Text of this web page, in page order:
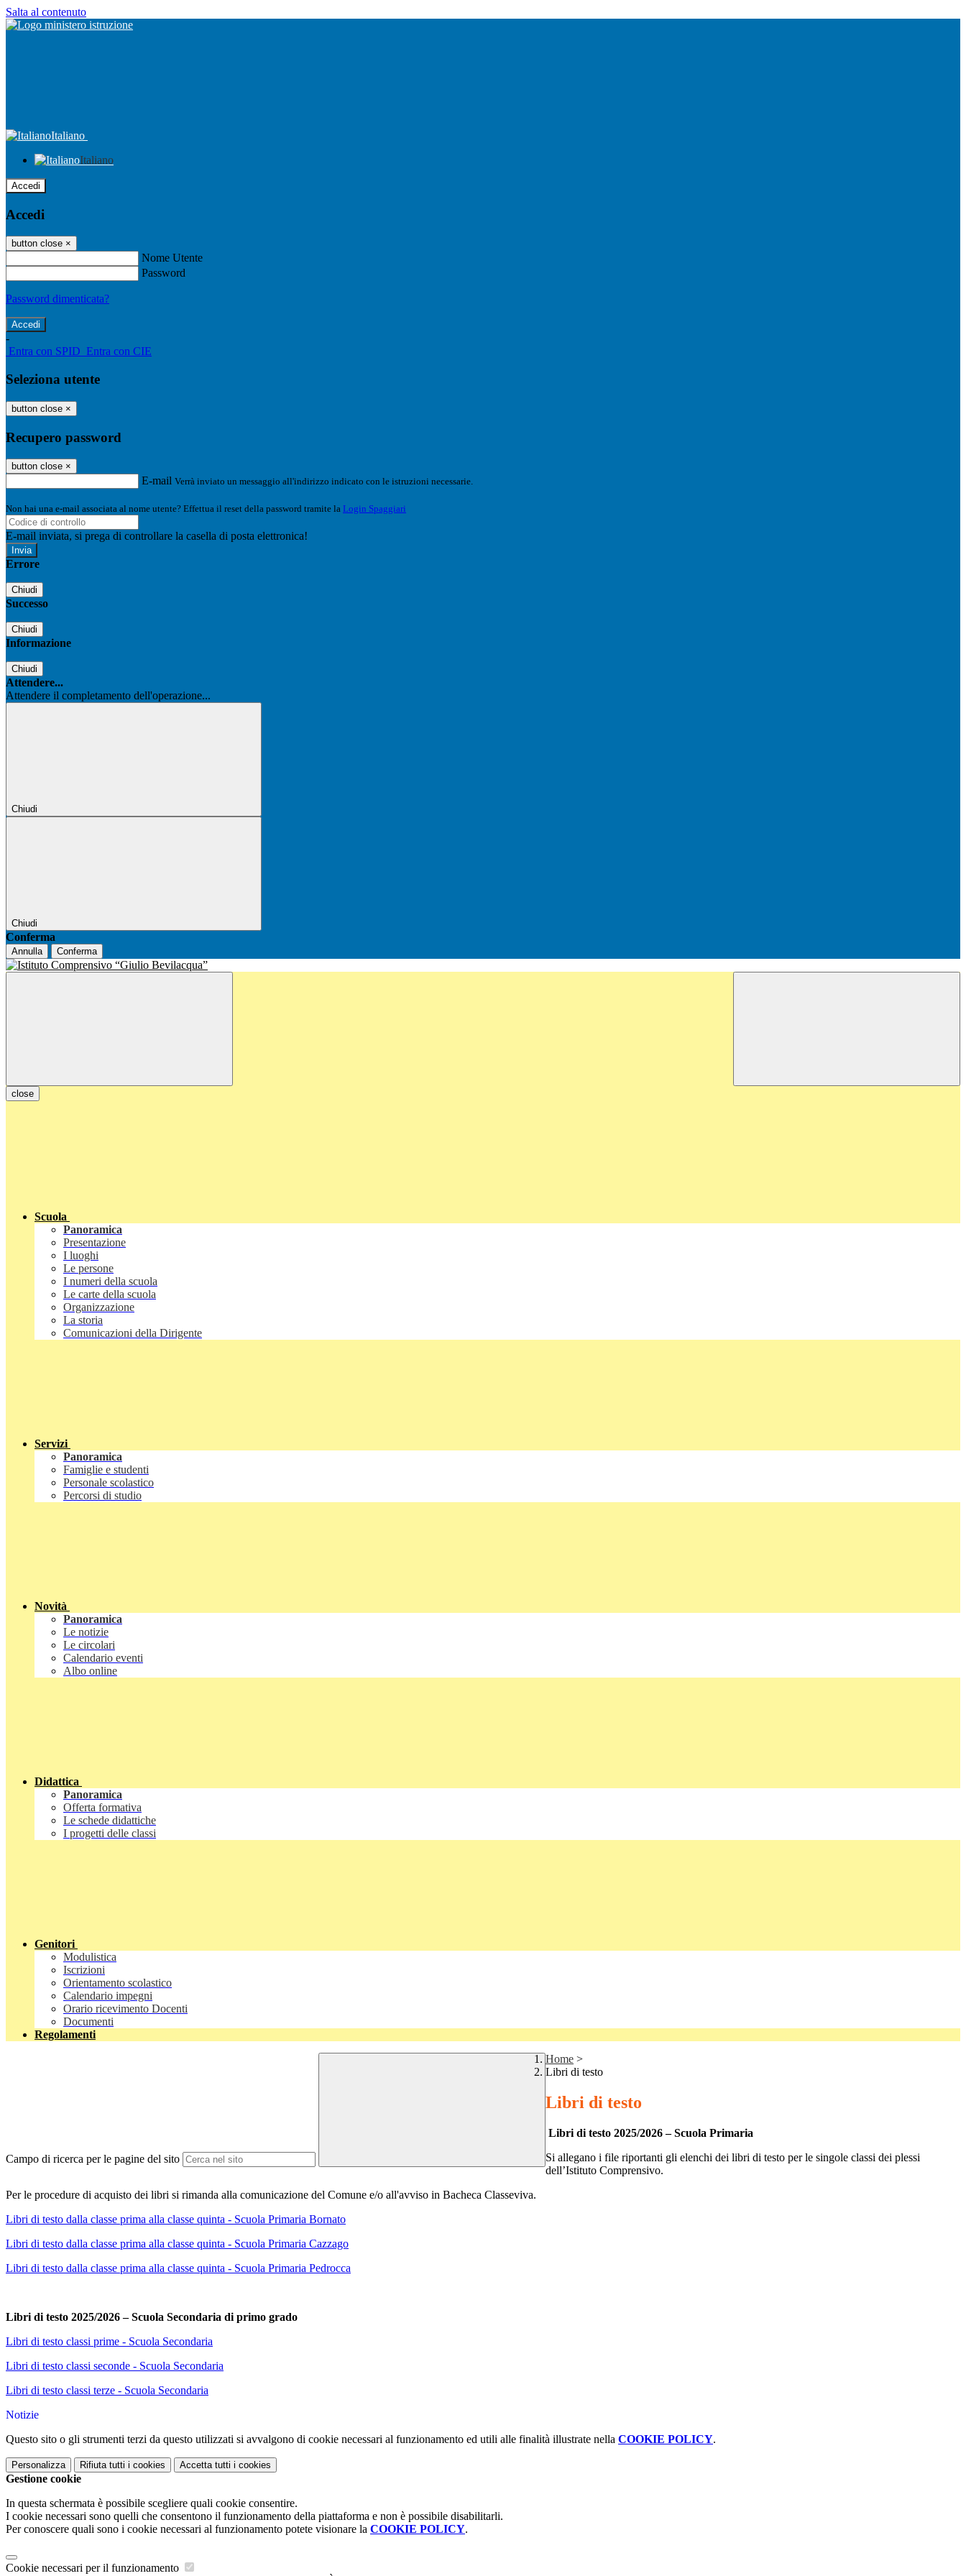
Salta al contenuto
Italiano
Italiano
Accedi
Accedi
button close ×
Nome Utente
Password
Password dimenticata?
-
Entra con SPID Entra con CIE
Seleziona utente
button close ×
Recupero password
button close ×
E-mail Verrà inviato un messaggio all'indirizzo indicato con le istruzioni necessarie.
Non hai una e-mail associata al nome utente? Effettua il reset della password tramite la Login Spaggiari
E-mail inviata, si prega di controllare la casella di posta elettronica!
Errore
Chiudi
Successo
Chiudi
Informazione
Chiudi
Attendere...
Attendere il completamento dell'operazione...
Chiudi
Chiudi
Conferma
Annulla Conferma
close
Scuola
Panoramica
Presentazione
I luoghi
Le persone
I numeri della scuola
Le carte della scuola
Organizzazione
La storia
Comunicazioni della Dirigente
Servizi
Panoramica
Famiglie e studenti
Personale scolastico
Percorsi di studio
Novità
Panoramica
Le notizie
Le circolari
Calendario eventi
Albo online
Didattica
Panoramica
Offerta formativa
Le schede didattiche
I progetti delle classi
Genitori
Modulistica
Iscrizioni
Orientamento scolastico
Calendario impegni
Orario ricevimento Docenti
Documenti
Regolamenti
Campo di ricerca per le pagine del sito
Home >
Libri di testo
Libri di testo
Libri di testo 2025/2026 – Scuola Primaria
Si allegano i file riportanti gli elenchi dei libri di testo per le singole classi dei plessi
dell’Istituto Comprensivo.
Per le procedure di acquisto dei libri si rimanda alla comunicazione del Comune e/o all'avviso in Bacheca Classeviva.
Libri di testo dalla classe prima alla classe quinta - Scuola Primaria Bornato
Libri di testo dalla classe prima alla classe quinta - Scuola Primaria Cazzago
Libri di testo dalla classe prima alla classe quinta - Scuola Primaria Pedrocca
Libri di testo 2025/2026 – Scuola Secondaria di primo grado
Libri di testo classi prime - Scuola Secondaria
Libri di testo classi seconde - Scuola Secondaria
Libri di testo classi terze - Scuola Secondaria
Notizie
Questo sito o gli strumenti terzi da questo utilizzati si avvalgono di cookie necessari al funzionamento ed utili alle finalità illustrate nella COOKIE POLICY.
Personalizza Rifiuta tutti i cookies Accetta tutti i cookies
Gestione cookie
In questa schermata è possibile scegliere quali cookie consentire.
I cookie necessari sono quelli che consentono il funzionamento della piattaforma e non è possibile disabilitarli.
Per conoscere quali sono i cookie necessari al funzionamento potete visionare la COOKIE POLICY.
Cookie necessari per il funzionamento